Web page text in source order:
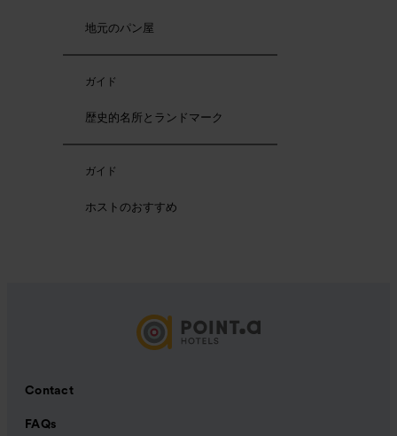
地元のパン屋
ガイド
歴史的名所とランドマーク
ガイド
ホストのおすすめ
Contact
FAQs